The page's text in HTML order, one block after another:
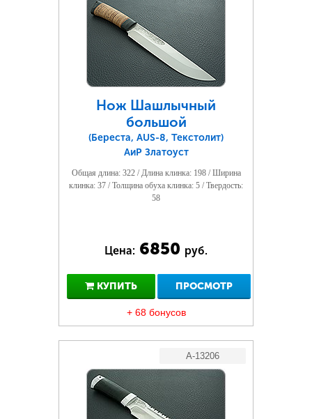
Нож Шашлычный
большой
(Береста, AUS-8, Текстолит)
АиР Златоуст
Общая длина: 322 / Длина клинка: 198 / Ширина
клинка: 37 / Толщина обуха клинка: 5 / Твердость:
58
Цена: 6850 руб.
КУПИТЬ ПРОСМОТР
+ 68 бонусов
A-13206